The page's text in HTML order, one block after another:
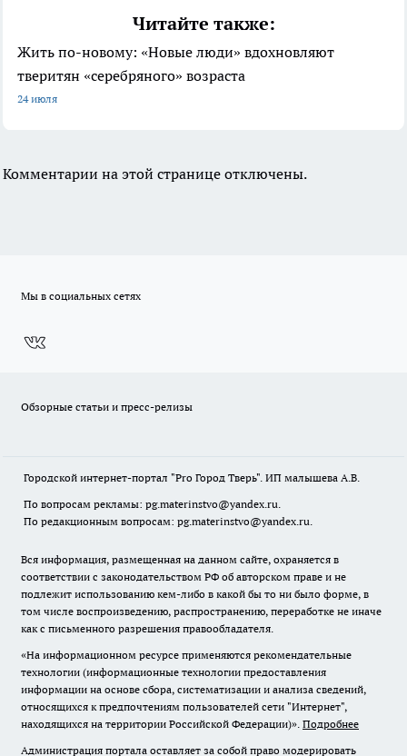
Читайте также:
Жить по-новому: «Новые люди» вдохновляют
тверитян «серебряного» возраста
24 июля
Комментарии на этой странице отключены.
Мы в социальных сетях
Обзорные статьи и пресс-релизы
Городской интернет-портал "Pro Город Тверь". ИП малышева А.В.
По вопросам рекламы: pg.materinstvo@yandex.ru.
По редакционным вопросам: pg.materinstvo@yandex.ru.
Вся информация, размещенная на данном сайте, охраняется в
соответствии с законодательством РФ об авторском праве и не
подлежит использованию кем-либо в какой бы то ни было форме, в
том числе воспроизведению, распространению, переработке не иначе
как с письменного разрешения правообладателя.
«На информационном ресурсе применяются рекомендательные
технологии (информационные технологии предоставления
информации на основе сбора, систематизации и анализа сведений,
относящихся к предпочтениям пользователей сети "Интернет",
находящихся на территории Российской Федерации)». Подробнее
Администрация портала оставляет за собой право модерировать